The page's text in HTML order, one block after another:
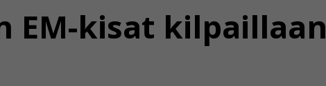
EM-kisat kilpaillaan